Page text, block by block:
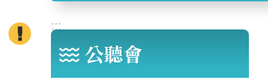
:::
公聽會